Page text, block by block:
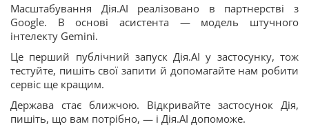
Масштабування Дія.АI реалізовано в партнерстві з
Google. В основі асистента — модель штучного
інтелекту Gemini.
Це перший публічний запуск Дія.АІ у застосунку, тож
тестуйте, пишіть свої запити й допомагайте нам робити
сервіс ще кращим.
Держава стає ближчою. Відкривайте застосунок Дія,
пишіть, що вам потрібно, — і Дія.АІ допоможе.